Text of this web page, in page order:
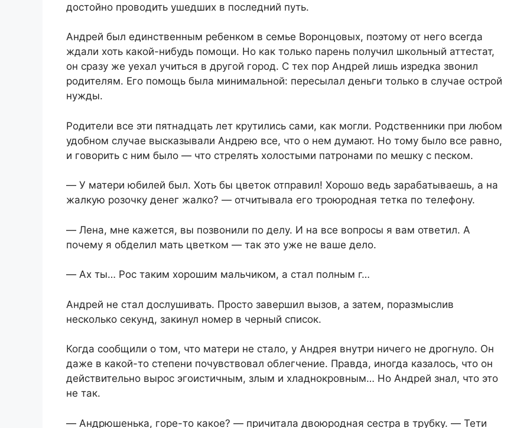
достойно проводить ушедших в последний путь.
Андрей был единственным ребенком в семье Воронцовых, поэтому от него всегда
ждали хоть какой-нибудь помощи. Но как только парень получил школьный аттестат,
он сразу же уехал учиться в другой город. С тех пор Андрей лишь изредка звонил
родителям. Его помощь была минимальной: пересылал деньги только в случае острой
нужды.
Родители все эти пятнадцать лет крутились сами, как могли. Родственники при любом
удобном случае высказывали Андрею все, что о нем думают. Но тому было все равно,
и говорить с ним было ― что стрелять холостыми патронами по мешку с песком.
― У матери юбилей был. Хоть бы цветок отправил! Хорошо ведь зарабатываешь, а на
жалкую розочку денег жалко? ― отчитывала его троюродная тетка по телефону.
― Лена, мне кажется, вы позвонили по делу. И на все вопросы я вам ответил. А
почему я обделил мать цветком ― так это уже не ваше дело.
― Ах ты… Рос таким хорошим мальчиком, а стал полным г…
Андрей не стал дослушивать. Просто завершил вызов, а затем, поразмыслив
несколько секунд, закинул номер в черный список.
Когда сообщили о том, что матери не стало, у Андрея внутри ничего не дрогнуло. Он
даже в какой-то степени почувствовал облегчение. Правда, иногда казалось, что он
действительно вырос эгоистичным, злым и хладнокровным… Но Андрей знал, что это
не так.
― Андрюшенька, горе-то какое? ― причитала двоюродная сестра в трубку. ― Тети